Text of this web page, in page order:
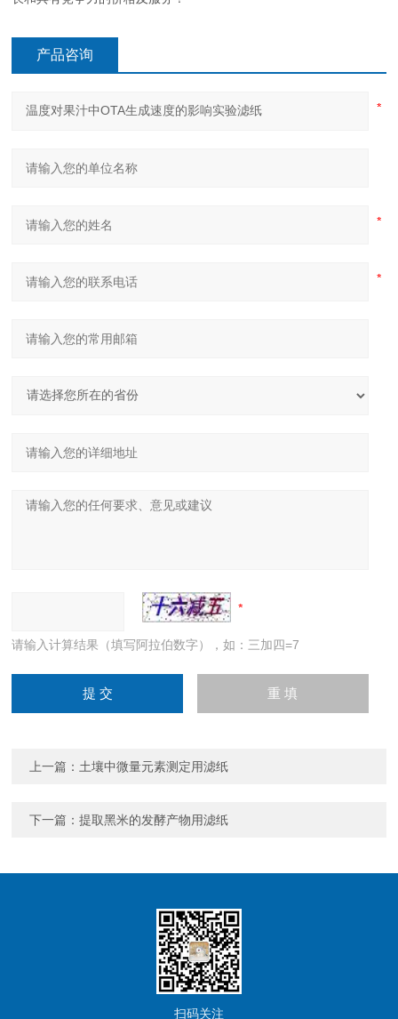
产品咨询
请输入计算结果（填写阿拉伯数字），如：三加四=7
上一篇： 土壤中微量元素测定用滤纸
下一篇：提取黑米的发酵产物用滤纸
扫码关注